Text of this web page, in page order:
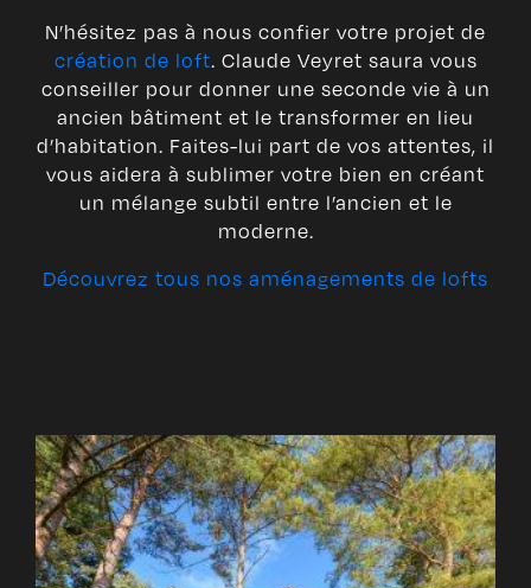
N’hésitez pas à nous confier votre projet de
création de loft. Claude Veyret saura vous
conseiller pour donner une seconde vie à un
ancien bâtiment et le transformer en lieu
d’habitation. Faites-lui part de vos attentes, il
vous aidera à sublimer votre bien en créant
un mélange subtil entre l’ancien et le
moderne.
Découvrez tous nos aménagements de lofts